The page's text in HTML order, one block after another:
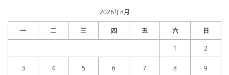
2026年8月
一 二 三 四 五 六 日
1 2
3 4 5 6 7 8 9